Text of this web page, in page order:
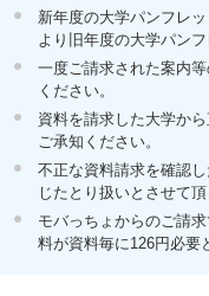
新年度の大学パンフレ
より旧年度の大学パン
一度ご請求された案内
ください。
資料を請求した大学か
ご承知ください。
不正な資料請求を確認
じたとり扱いとさせて頂
モバっちょからのご請
料が資料毎に126円必要